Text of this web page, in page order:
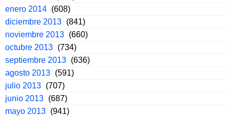
enero 2014 (608)
diciembre 2013 (841)
noviembre 2013 (660)
octubre 2013 (734)
septiembre 2013 (636)
agosto 2013 (591)
julio 2013 (707)
junio 2013 (687)
mayo 2013 (941)